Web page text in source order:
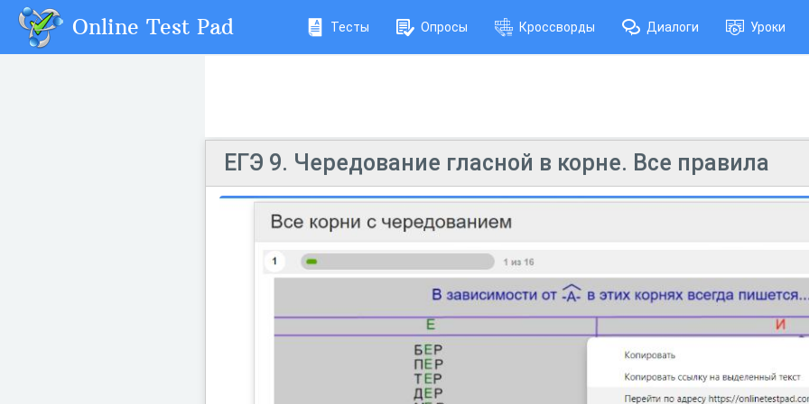
Online Test Pad Тесты Опросы Кроссворды Диалоги Уроки
ЕГЭ 9. Чередование гласной в корне. Все правила